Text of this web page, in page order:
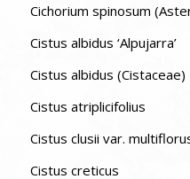
Cichorium spinosum
Cistus albidus ‘Alpujarra’
Cistus albidus (Cistaceae)
Cistus atriplicifolius
Cistus clusii var.
Cistus creticus